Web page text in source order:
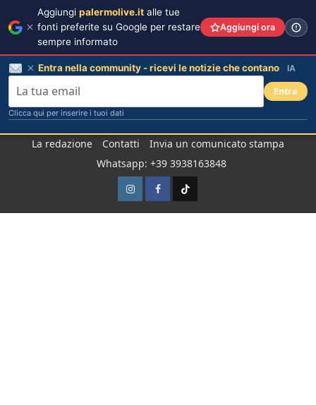
La redazione Contatti
Invia un comunicato stampa
Whatsapp: +39 3938163848
InstagramFacebook
TikTok
Aggiungi palermolive.it alle tue
fonti preferite su Google per restare
sempre informato
Aggiungi ora
Entra nella community - ricevi le notizie che contano IA
Entra
Clicca qui per inserire i tuoi dati